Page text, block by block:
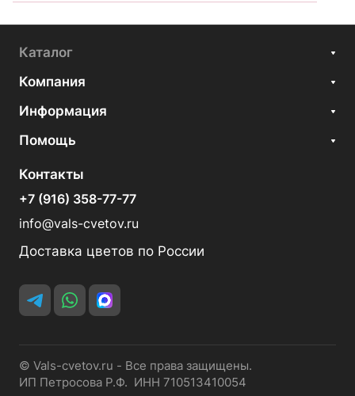
Каталог
Компания
Информация
Помощь
Контакты
+7 (916) 358-77-77
info@vals-cvetov.ru
Доставка цветов по России
© Vals-cvetov.ru - Все права защищены.
ИП Петросова Р.Ф. ИНН 710513410054